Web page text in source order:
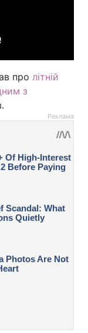
про літній
з
Реклама